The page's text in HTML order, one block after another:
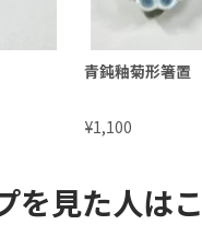
青鈍釉菊形箸置
¥1,100
を見た人は